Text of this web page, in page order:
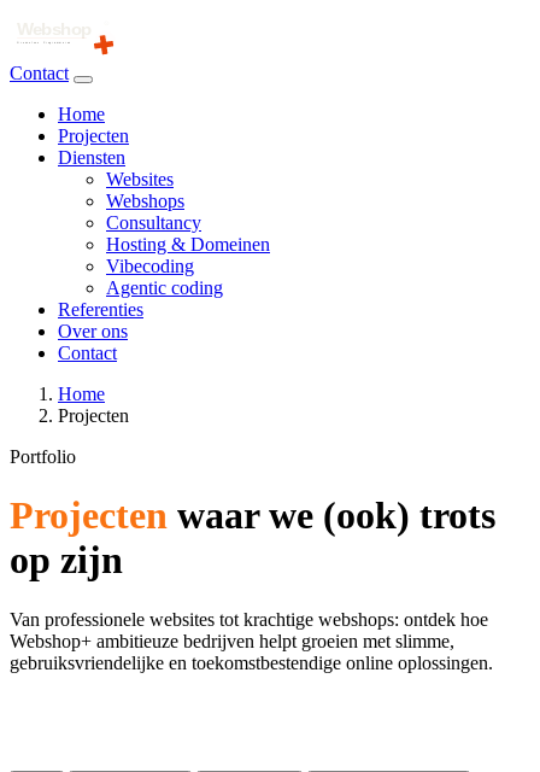
Contact
Home
Projecten
Diensten
Websites
Webshops
Consultancy
Hosting & Domeinen
Vibecoding
Agentic coding
Referenties
Over ons
Contact
Home
Projecten
Portfolio
Projecten waar we (ook) trots
op zijn
Van professionele websites tot krachtige webshops: ontdek hoe
Webshop+ ambitieuze bedrijven helpt groeien met slimme,
gebruiksvriendelijke en toekomstbestendige online oplossingen.